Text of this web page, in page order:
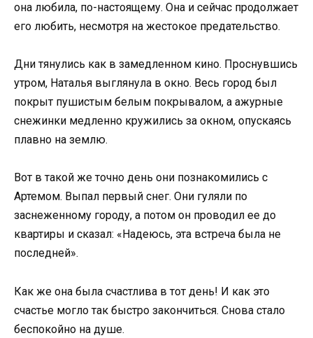
она любила, по-настоящему. Она и сейчас продолжает
его любить, несмотря на жестокое предательство.
Дни тянулись как в замедленном кино. Проснувшись
утром, Наталья выглянула в окно. Весь город был
покрыт пушистым белым покрывалом, а ажурные
снежинки медленно кружились за окном, опускаясь
плавно на землю.
Вот в такой же точно день они познакомились с
Артемом. Выпал первый снег. Они гуляли по
заснеженному городу, а потом он проводил ее до
квартиры и сказал: «Надеюсь, эта встреча была не
последней».
Как же она была счастлива в тот день! И как это
счастье могло так быстро закончиться. Снова стало
беспокойно на душе.